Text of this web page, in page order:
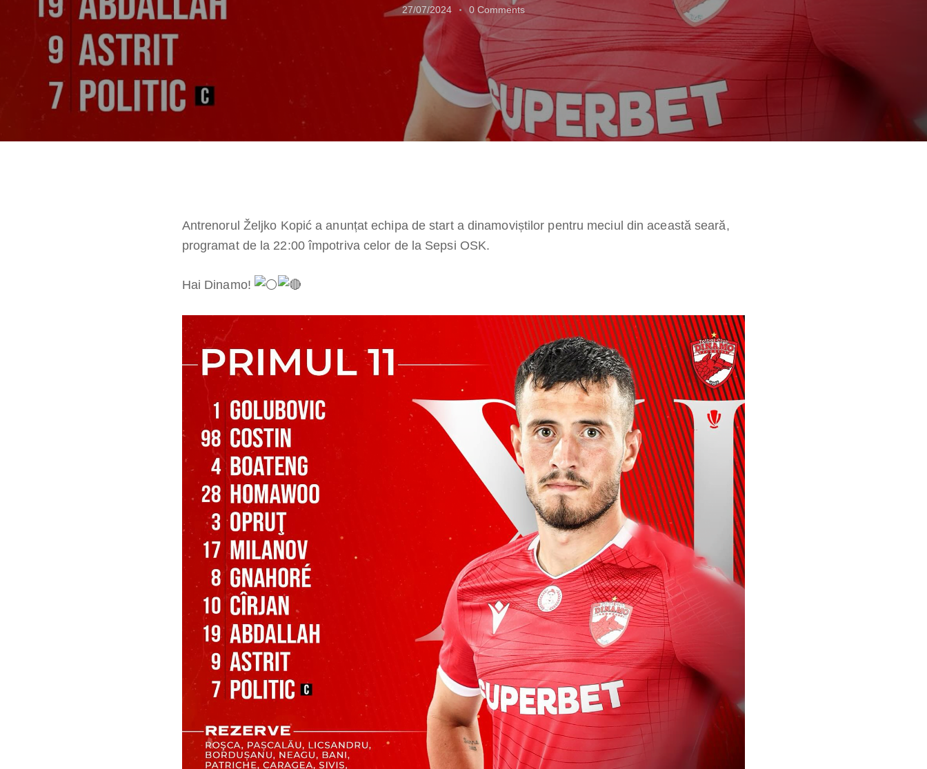
27/07/2024 0 Comments
Antrenorul Željko Kopić a anunțat echipa de start a dinamoviștilor pentru meciul din această seară,
programat de la 22:00 împotriva celor de la Sepsi OSK.
Hai Dinamo!